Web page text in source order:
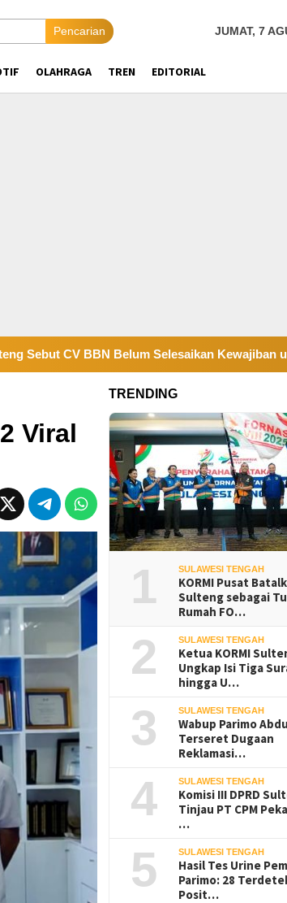
Pencarian JUMAT, 7
OLAHRAGA TREN EDITORIAL
Belum Selesaikan Kewajiban untuk Kegiatan
Viral
TRENDING
1 SULAWESI TENGAH
KORMI Pusat
Sulteng sebagai
Rumah FO…
2 SULAWESI TENGAH
Ketua KORMI
Ungkap Isi Tiga
hingga U…
3 SULAWESI TENGAH
Wabup Parimo
Terseret Dugaan
Reklamasi…
4 SULAWESI TENGAH
Komisi III DPRD
Tinjau PT CPM
…
5 SULAWESI TENGAH
Hasil Tes Urine
Parimo: 28
Posit…